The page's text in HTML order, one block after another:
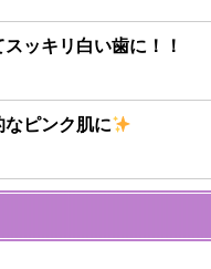
ッキリ白い歯に！！
なピンク肌に